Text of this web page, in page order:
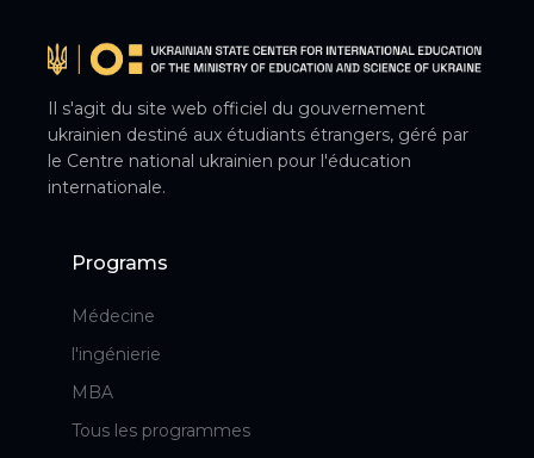
Il s'agit du site web officiel du gouvernement
ukrainien destiné aux étudiants étrangers, géré par
le Centre national ukrainien pour l'éducation
internationale.
Programs
Médecine
l'ingénierie
MBA
Tous les programmes